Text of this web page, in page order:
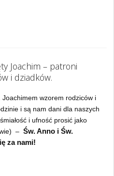
Joachim – patroni
i dziadków.
Joachimem wzorem rodziców i
i są nam dani dla naszych
i ufność prosić jako
– Św. Anno i Św.
za nami!